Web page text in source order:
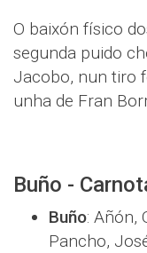
O baixón físico
segunda puido
Jacobo, nun tiro
unha de Fran
Buño -
Buño: Añón,
Pancho,